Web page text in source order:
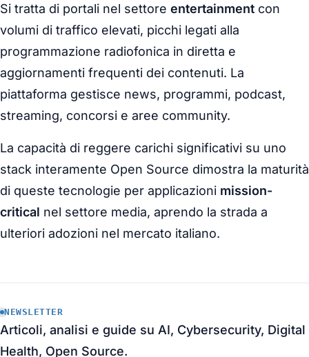
Si tratta di portali nel settore entertainment con
volumi di traffico elevati, picchi legati alla
programmazione radiofonica in diretta e
aggiornamenti frequenti dei contenuti. La
piattaforma gestisce news, programmi, podcast,
streaming, concorsi e aree community.
La capacità di reggere carichi significativi su uno
stack interamente Open Source dimostra la maturità
di queste tecnologie per applicazioni mission-
critical nel settore media, aprendo la strada a
ulteriori adozioni nel mercato italiano.
NEWSLETTER
Articoli, analisi e guide su AI, Cybersecurity, Digital
Health, Open Source.